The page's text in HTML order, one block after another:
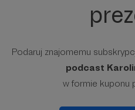
Podaruj znajomemu
podcast
w formie kuponu